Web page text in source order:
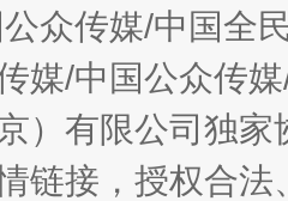
搞定
众传媒/中国全
媒/中国公众传
）有限公司独
链接，授权合